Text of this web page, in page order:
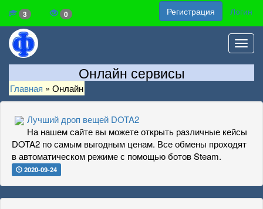
3 0 Регистрация Логин
Онлайн сервисы
Главная » Онлайн
Лучший дроп вещей DOTA2
На нашем сайте вы можете открыть различные кейсы
DOTA2 по самым выгодным ценам. Все обмены проходят
в автоматическом режиме с помощью ботов Steam.
2020-09-24